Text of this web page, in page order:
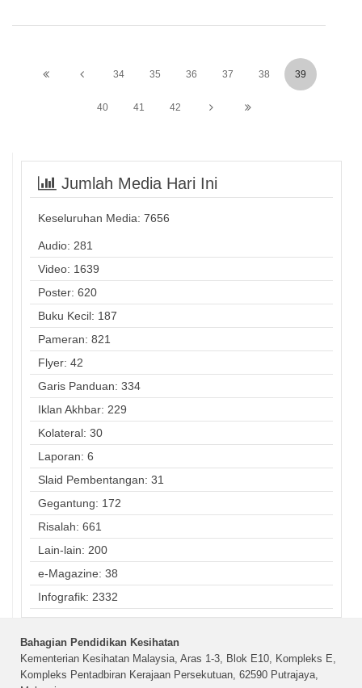
34 35 36 37 38 39
40 41 42
Jumlah Media Hari Ini
Keseluruhan Media: 7656
Audio: 281
Video: 1639
Poster: 620
Buku Kecil: 187
Pameran: 821
Flyer: 42
Garis Panduan: 334
Iklan Akhbar: 229
Kolateral: 30
Laporan: 6
Slaid Pembentangan: 31
Gegantung: 172
Risalah: 661
Lain-lain: 200
e-Magazine: 38
Infografik: 2332
Bahagian Pendidikan Kesihatan
Kementerian Kesihatan Malaysia, Aras 1-3, Blok E10, Kompleks E,
Kompleks Pentadbiran Kerajaan Persekutuan, 62590 Putrajaya,